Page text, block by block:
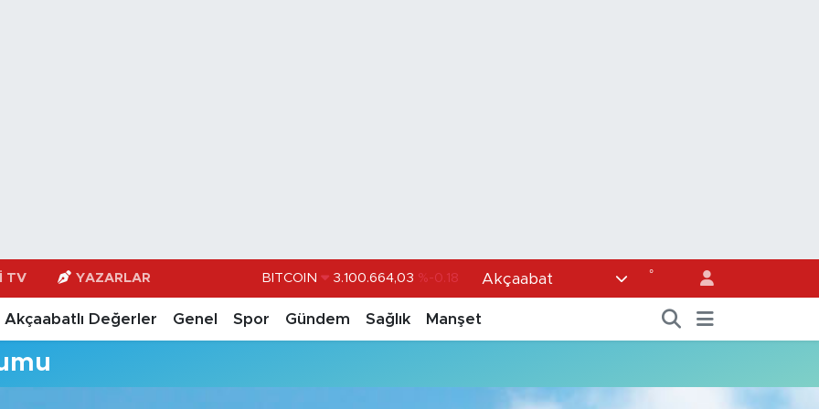
TV YAZARLAR BITCOIN 3.100.664,03 %-0.18
DOLAR 47,7436 %0.18
EURO 55,2510 %0.32
Akçaabat °
Akçaabatlı Değerler Genel Spor Gündem Sağlık Manşet